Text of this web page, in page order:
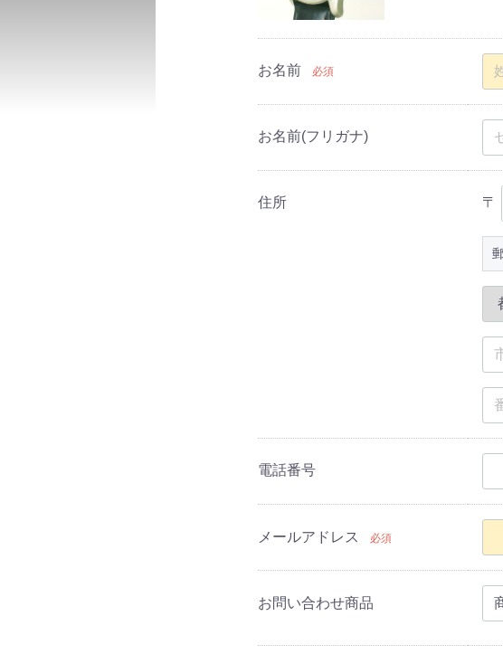
お名前 必須
お名前(フリガナ)
住所 〒
電話番号
メールアドレス 必須
お問い合わせ商品